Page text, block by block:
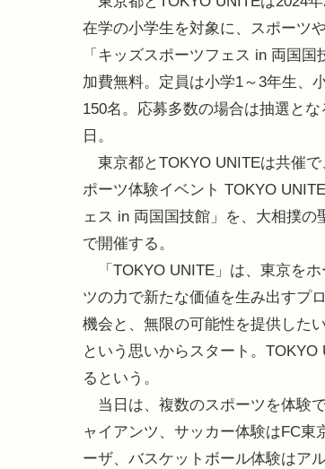
在学の小学生を対象に、スポーツ
「キッズスポーツフェス in 両国
加費無料。定員は小学1～3年生、
150名。応募多数の場合は抽選と
日。
東京都とTOKYO UNITEは共催で
ポーツ体験イベント TOKYO
ェス in 両国国技館」を、大相撲の
で開催する。
「TOKYO UNITE」は、東京を
ツの力で新たな価値を生み出すプ
機会と、無限の可能性を提供した
という思いからスタート。
るという。
当日は、複数のスポーツを体験
ャイアンツ、サッカー体験はFC
ーザ、バスケットボール体験はア